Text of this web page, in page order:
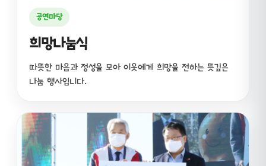
공연마당
희망나눔식
따뜻한 마음과 정성을 모아 이웃에게 희망을 전하는 뜻깊은
나눔 행사입니다.